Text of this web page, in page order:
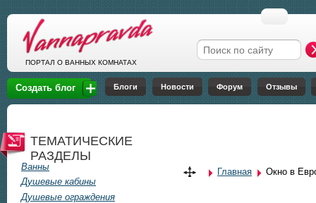
ПОРТАЛ О ВАННЫХ КОМНАТАХ Форма поиска
Создать блог Блоги Новости Форум Отзывы
ТЕМАТИЧЕСКИЕ
РАЗДЕЛЫ
Ванны
Душевые кабины
Душевые ограждения
Вы здесь
Главная Окно в